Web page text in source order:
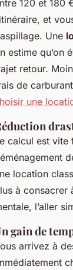
120 et 180
et
Une
estime qu’on
retour.
de
une
calcul est vite
location
à consacrer
l’aller
gain de
arrivez à